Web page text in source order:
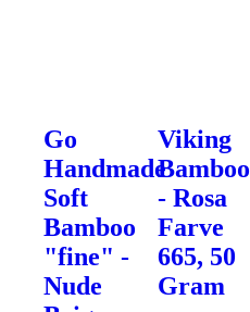
Go
Handmade
Soft
Bamboo
"fine" -
Nude
Viking
Bamboo
- Rosa
Farve
665, 50
Gram